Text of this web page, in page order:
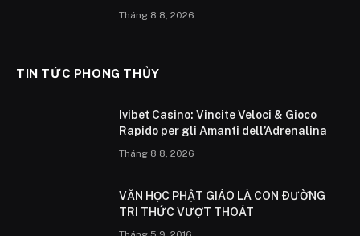
Tháng 8 8, 2026
TIN TỨC PHONG THỦY
Ivibet Casino: Vincite Veloci & Gioco
Rapido per gli Amanti dell’Adrenalina
Tháng 8 8, 2026
VĂN HỌC PHẬT GIÁO LÀ CON ÐƯỜNG
TRI THỨC VƯỢT THOÁT